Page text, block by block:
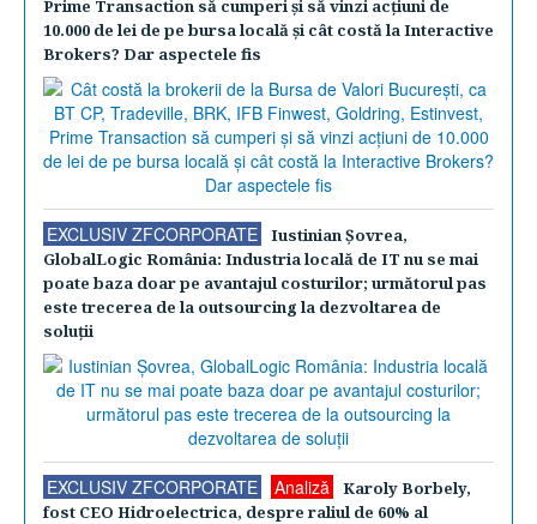
Prime Transaction să cumperi şi să vinzi acţiuni de
10.000 de lei de pe bursa locală şi cât costă la Interactive
Brokers? Dar aspectele fis
EXCLUSIV ZFCORPORATE
Iustinian Şovrea,
GlobalLogic România: Industria locală de IT nu se mai
poate baza doar pe avantajul costurilor; următorul pas
este trecerea de la outsourcing la dezvoltarea de
soluţii
EXCLUSIV ZFCORPORATE Analiză
Karoly Borbely,
fost CEO Hidroelectrica, despre raliul de 60% al